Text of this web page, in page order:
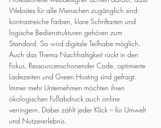
Websites für alle Menschen zugänglich sind:
kontrastreiche Farben, klare Schriftarten und
logische Bedienstrukturen gehören zum
Standard. So wird digitale Teilhabe möglich.
Auch das Thema Nachhaltigkeit rückt in den
Fokus. Ressourcenschonender Code, optimierte
Ladezeiten und Green Hosting sind gefragt.
Immer mehr Unternehmen möchten ihren
ökologischen Fußabdruck auch online
verringern. Dabei zählt jeder Klick – für Umwelt
und Nutzererlebnis.